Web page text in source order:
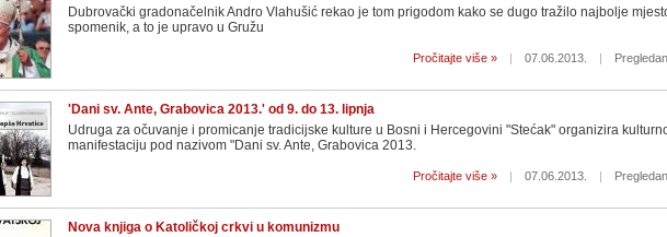
Dubrovački gradonačelnik Andro Vlahušić rekao je tom prigodom kako se dugo tražilo najbolje
spomenik, a to je upravo u Gružu
Pročitajte više » | 07.06.2013. |
'Dani sv. Ante, Grabovica 2013.' od 9. do 13. lipnja
Udruga za očuvanje i promicanje tradicijske kulture u Bosni i Hercegovini "Stećak" organizira
manifestaciju pod nazivom "Dani sv. Ante, Grabovica 2013.
Pročitajte više » | 07.06.2013. |
Nova knjiga o Katoličkoj crkvi u komunizmu